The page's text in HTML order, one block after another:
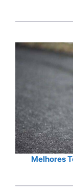
Melhores